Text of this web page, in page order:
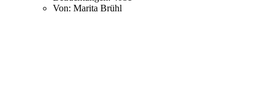
Von: Marita Brühl